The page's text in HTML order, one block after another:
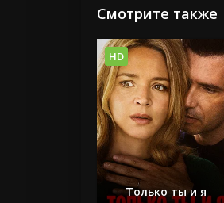
Смотрите также
Только ты и я
HD